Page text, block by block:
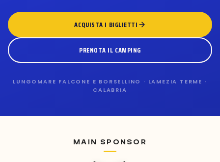
ACQUISTA I BIGLIETTI
PRENOTA IL CAMPING
LUNGOMARE FALCONE E BORSELLINO · LAMEZIA TERME ·
CALABRIA
MAIN SPONSOR